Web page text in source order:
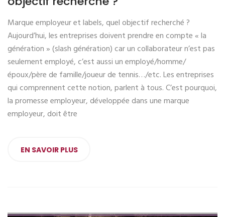
Marque employeur et labels, quel objectif recherché ?
Aujourd’hui, les entreprises doivent prendre en compte « la
génération » (slash génération) car un collaborateur n’est pas
seulement employé, c’est aussi un employé/homme/
époux/père de famille/joueur de tennis…/etc. Les entreprises
qui comprennent cette notion, parlent à tous. C’est pourquoi,
la promesse employeur, développée dans une marque
employeur, doit être
EN SAVOIR PLUS